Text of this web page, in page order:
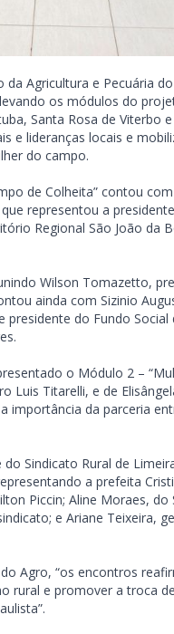
Agricultura e Pecuária
os módulos do
Santa Rosa de Viterbo
e lideranças locais e
do campo.
de Colheita” contou
representou a
Regional São João da
Wilson Tomazetto,
ainda com Sizinio
do Fundo Social
o Módulo 2 –
Luis Titarelli, e de
importância da parceria
Sindicato Rural de
a prefeita
Piccin; Aline Moraes,
e Ariane Teixeira,
Agro, “os encontros
e promover a troca